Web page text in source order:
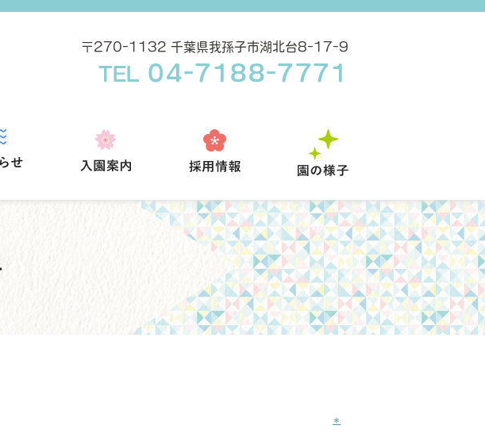
〒270-1132 千葉県我孫子市湖北台8-17-9
TEL 04-7188-7771
＊